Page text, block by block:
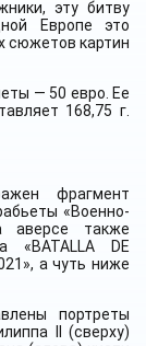
эту битву
Европе это
сюжетов картин
— 50 евро. Ее
168,75 г.
фрагмент
«Военно-
аверсе также
«BATALLA DE
а чуть ниже
портреты
II (сверху)